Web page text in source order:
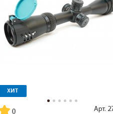
ХИТ
Арт.